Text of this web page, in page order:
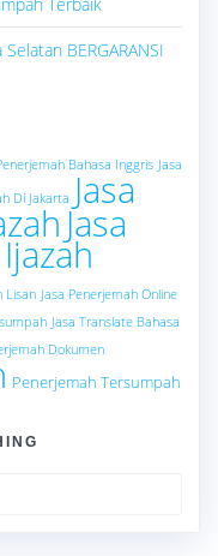
BERGARANSI
Bahasa Inggris Jasa
Di Jakarta Jasa
Jasa
Lisan Jasa Penerjemah Online
Jasa Translate Bahasa
Dokumen
Penerjemah Tersumpah